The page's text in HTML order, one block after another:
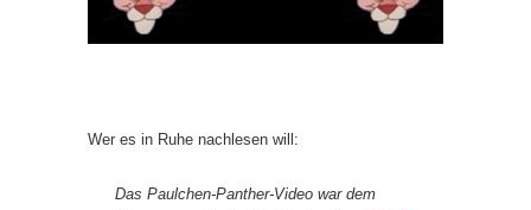
Wer es in Ruhe nachlesen will:
Das Paulchen-Panther-Video war dem